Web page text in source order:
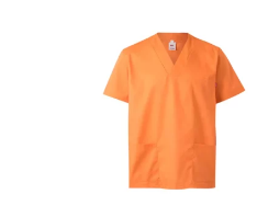
múltiples
variantes.
Las
opciones
pueden